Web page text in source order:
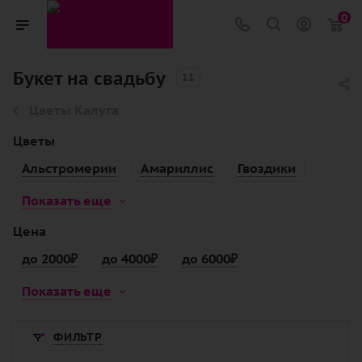
0
Букет на свадьбу
Цветы
Альстромерии
Амариллис
Гвоздики
Показать еще
Цена
до 2000₽
до 4000₽
до 6000₽
Показать еще
ФИЛЬТР